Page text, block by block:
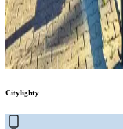
Citylighty